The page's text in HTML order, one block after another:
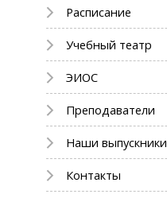
Расписание
Учебный театр
ЭИОС
Преподаватели
Наши выпускники
Контакты